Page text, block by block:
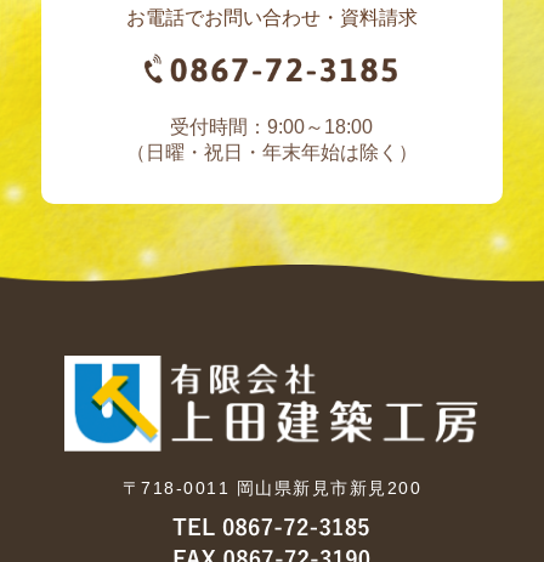
お電話でお問い合わせ・資料請求
受付時間：9:00～18:00
（日曜・祝日・年末年始は除く）
〒718-0011 岡山県新見市新見200